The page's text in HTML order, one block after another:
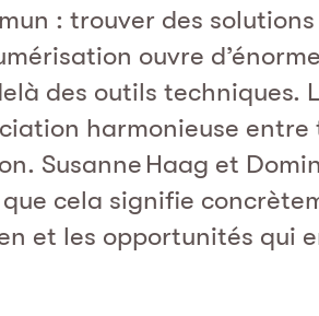
: trouver des
ouvre
des outils techniques.
harmonieuse
Susanne Haag et
cela signifie
et les opportunités qui